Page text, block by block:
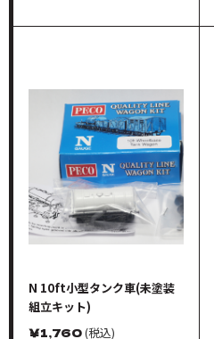
N 10ft小型タンク車(未塗装
組立キット)
￥1,760(税込)